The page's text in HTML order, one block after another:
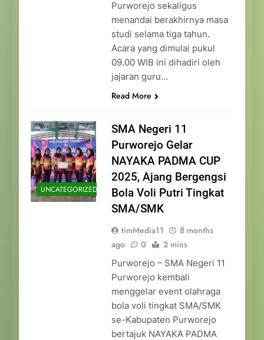
Purworejo sekaligus
menandai berakhirnya masa
studi selama tiga tahun.
Acara yang dimulai pukul
09.00 WIB ini dihadiri oleh
jajaran guru…
Read More
UNCATEGORIZED
SMA Negeri 11
Purworejo Gelar
NAYAKA PADMA CUP
2025, Ajang Bergengsi
Bola Voli Putri Tingkat
SMA/SMK
timMedia11
8 months
ago
0 2 mins
Purworejo – SMA Negeri 11
Purworejo kembali
menggelar event olahraga
bola voli tingkat SMA/SMK
se-Kabupaten Purworejo
bertajuk NAYAKA PADMA